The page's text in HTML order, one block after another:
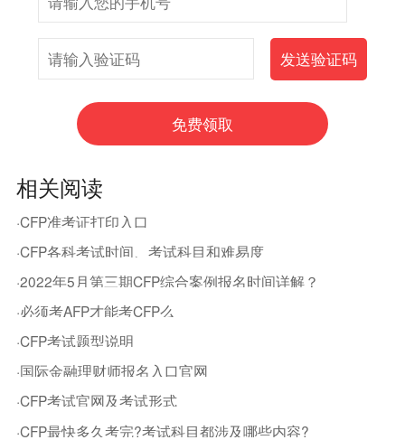
相关阅读
·CFP准考证打印入口
·CFP各科考试时间、考试科目和难易度
·2022年5月第三期CFP综合案例报名时间详解？
·必须考AFP才能考CFP么
·CFP考试题型说明
·国际金融理财师报名入口官网
·CFP考试官网及考试形式
·CFP最快多久考完?考试科目都涉及哪些内容?